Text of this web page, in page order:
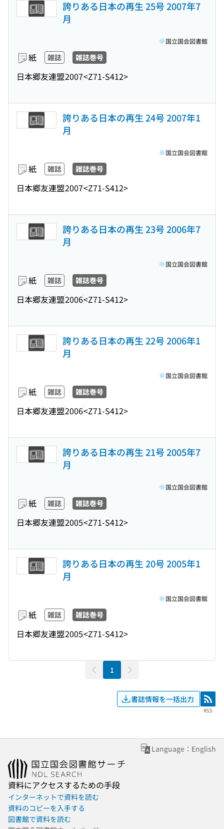
誇りある日本の再生 25号 2007年7
月
紙 雑誌 雑誌巻号
日本郷友連盟2007<Z71-S412>
国立国会図書館
誇りある日本の再生 24号 2007年1
月
紙 雑誌 雑誌巻号
日本郷友連盟2007<Z71-S412>
国立国会図書館
誇りある日本の再生 23号 2006年7
月
紙 雑誌 雑誌巻号
日本郷友連盟2006<Z71-S412>
国立国会図書館
誇りある日本の再生 22号 2006年1
月
紙 雑誌 雑誌巻号
日本郷友連盟2006<Z71-S412>
国立国会図書館
誇りある日本の再生 21号 2005年7
月
紙 雑誌 雑誌巻号
日本郷友連盟2005<Z71-S412>
国立国会図書館
誇りある日本の再生 20号 2005年1
月
紙 雑誌 雑誌巻号
日本郷友連盟2005<Z71-S412>
国立国会図書館
1
書誌情報を一括出力 RSS
RSS
Language：English
資料にアクセスするための手段
インターネットで資料を読む
資料のコピーを入手する
図書館で資料を読む